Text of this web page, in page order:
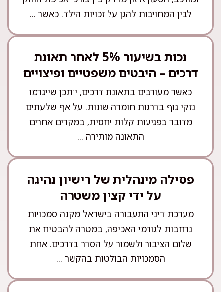
לבין המחויבות להגן על זכויות הילד. כאשר ...
נכות בשיעור 5% לאחר תאונת
דרכים – היבטים משפטיים ופיצויים
כאשר מעורבים בתאונת דרכים, ייתכן שייגרמו
נזקי גוף בדרגות חומרה שונות. על אף שלעתים
מדובר בפגיעות קלות יחסית, במקרים אחרים
התאונה מותירה ...
פסילה מינהלית של רישיון נהיגה
על ידי קצין משטרה
מערכת דיני התעבורה בישראל מקנה סמכויות
נרחבות לגורמי האכיפה, במטרה להבטיח את
שלום הציבור ולשמור על הסדר בדרכים. אחת
הסמכויות הבולטות בהקשר ...